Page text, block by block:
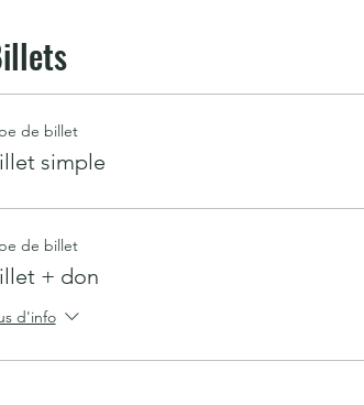
de billet
simple
de billet
+ don
d'info